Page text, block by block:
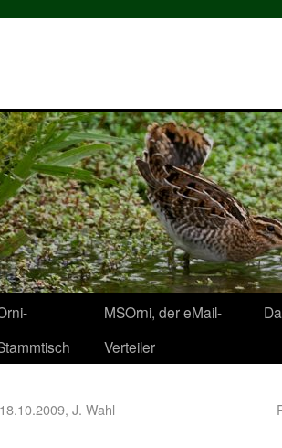
MSOrni, der eMail-
Verteiler
J. Wahl